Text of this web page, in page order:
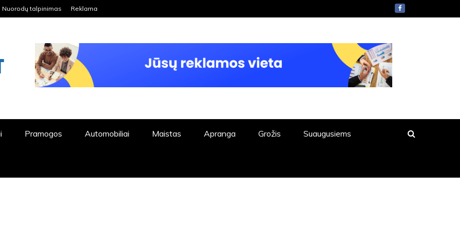
Nuorodų talpinimas Reklama
Pramogos Automobiliai Maistas Apranga Grožis Suaugusiems